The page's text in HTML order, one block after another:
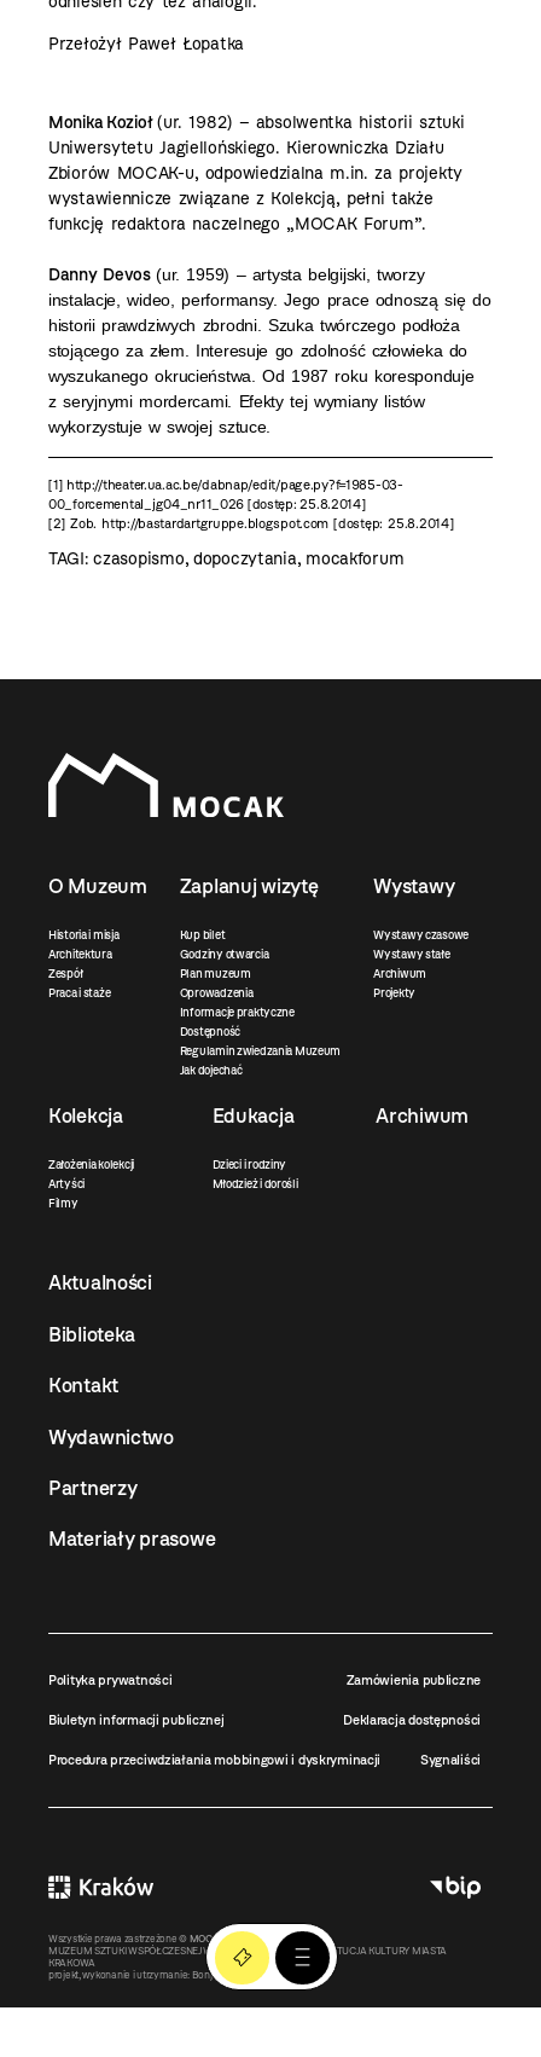
Przełożył Paweł Łopatka
Monika Kozioł (ur. 1982) – absolwentka historii sztuki
Uniwersytetu Jagiellońskiego. Kierowniczka Działu
Zbiorów MOCAK-u, odpowiedzialna m.in. za projekty
wystawiennicze związane z Kolekcją, pełni także
funkcję redaktora naczelnego „MOCAK Forum”.
Danny Devos(ur. 1959) – artysta belgijski, tworzy
instalacje, wideo, performansy. Jego prace odnoszą się do
historii prawdziwych zbrodni. Szuka twórczego podłoża
stojącego za złem. Interesuje go zdolność człowieka do
wyszukanego okrucieństwa. Od 1987 roku koresponduje
z seryjnymi mordercami. Efekty tej wymiany listów
wykorzystuje w swojej sztuce.
[1] http://theater.ua.ac.be/dabnap/edit/page.py?f=1985-03-
00_forcemental_jg04_nr11_026 [dostęp: 25.8.2014]
[2] Zob. http://bastardartgruppe.blogspot.com [dostęp: 25.8.2014]
TAGI:czasopismo, dopoczytania, mocakforum
O Muzeum
Historia i misja
Architektura
Zespół
Praca i staże
Zaplanuj wizytę
Kup bilet
Godziny otwarcia
Plan muzeum
Oprowadzenia
Informacje praktyczne
Dostępność
Regulamin zwiedzania Muzeum
Jak dojechać
Wystawy
Wystawy czasowe
Wystawy stałe
Archiwum
Projekty
Kolekcja
Założenia kolekcji
Artyści
Filmy
Edukacja
Dzieci i rodziny
Młodzież i dorośli
Archiwum
Aktualności
Biblioteka
Kontakt
Wydawnictwo
Partnerzy
Materiały prasowe
Polityka prywatności Zamówienia publiczne
Biuletyn informacji publicznej Deklaracja dostępności
Procedura przeciwdziałania mobbingowi i dyskryminacji Sygnaliści
Wszystkie prawa zastrzeżone © MOCAK2011-2026
MUZEUM SZTUKI WSPÓŁCZESNEJ W KRAKOWIE MOCAK – INSTYTUCJA KULTURY MIASTA
KRAKOWA
projekt, wykonanie i utrzymanie: Bonjour.pl